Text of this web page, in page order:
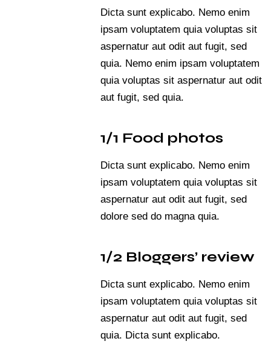
Dicta sunt explicabo. Nemo enim
ipsam voluptatem quia voluptas sit
aspernatur aut odit aut fugit, sed
quia. Nemo enim ipsam voluptatem
quia voluptas sit aspernatur aut odit
aut fugit, sed quia.
1/1 Food photos
Dicta sunt explicabo. Nemo enim
ipsam voluptatem quia voluptas sit
aspernatur aut odit aut fugit, sed
dolore sed do magna quia.
1/2 Bloggers’ review
Dicta sunt explicabo. Nemo enim
ipsam voluptatem quia voluptas sit
aspernatur aut odit aut fugit, sed
quia. Dicta sunt explicabo.